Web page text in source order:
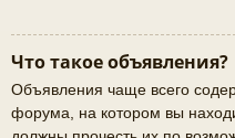
Что такое объявления?
Объявления чаще всего
форума, на котором вы